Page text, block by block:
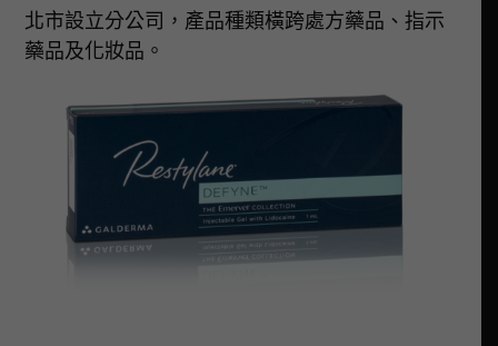
北市設立分公司，產品種類橫跨處方藥品、指示
藥品及化妝品。